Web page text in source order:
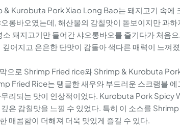
& Kurobuta Pork Xiao Long Bao는 돼지고기 속에
롱바오였는데, 해산물의 감칠맛이 돋보이지만 과
소 돼지고기만 들어간 샤오롱바오를 즐기다가 처음
깊어지고 은은한 단맛이 감돌아 색다른 매력이 느껴
으로 Shrimp Fried rice와 Shrimp & Kurobuta
Fried Rice는 탱글한 새우와 부드러운 스크램블
무리되는 맛이 인상적이었다. Kurobuta Pork Spicy
은 감칠맛을 느낄 수 있었다. 특히 이 소스를
매콤함이 더해져 더욱 맛있게 즐길 수 있다.